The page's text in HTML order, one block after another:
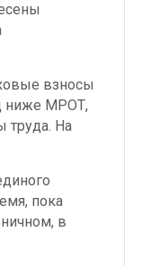
взносы
ниже МРОТ,
труда. На
пока
в